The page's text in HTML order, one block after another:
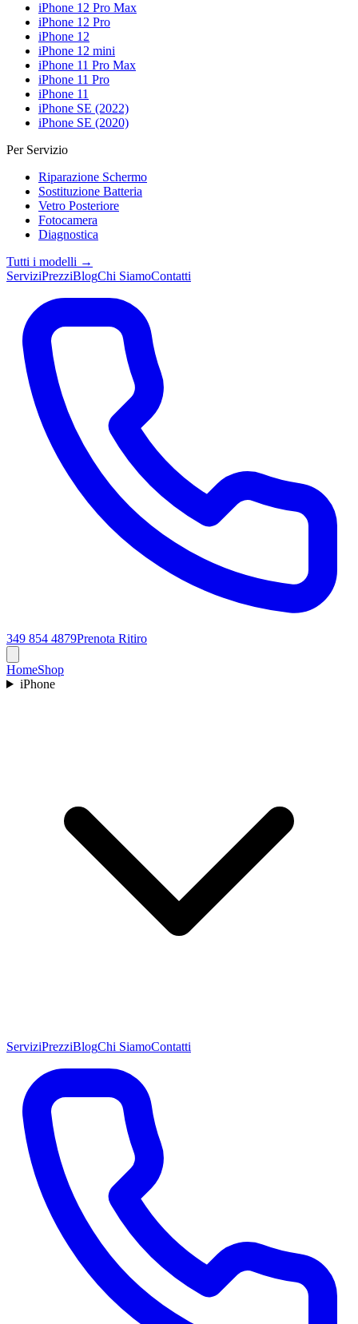
iPhone 12 Pro Max
iPhone 12 Pro
iPhone 12
iPhone 12 mini
iPhone 11 Pro Max
iPhone 11 Pro
iPhone 11
iPhone SE (2022)
iPhone SE (2020)
Per Servizio
Riparazione Schermo
Sostituzione Batteria
Vetro Posteriore
Fotocamera
Diagnostica
Tutti i modelli →
ServiziPrezziBlogChi SiamoContatti
349 854 4879Prenota Ritiro
HomeShop
iPhone
ServiziPrezziBlogChi SiamoContatti